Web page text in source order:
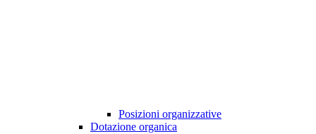
Posizioni organizzative
Dotazione organica